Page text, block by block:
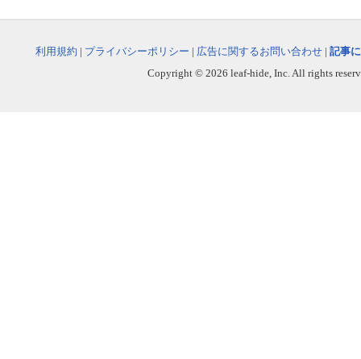
利用規約 | プライバシーポリシー | 広告に関するお問い合わせ | 記事
Copyright © 2026 leaf-hide, Inc. All rights